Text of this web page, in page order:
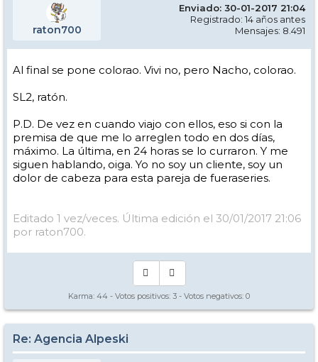
raton700
Enviado: 30-01-2017 21:04
Registrado: 14 años antes
Mensajes: 8.491
Al final se pone colorao. Vivi no, pero Nacho, colorao.
SL2, ratón.
P.D. De vez en cuando viajo con ellos, eso si con la
premisa de que me lo arreglen todo en dos días,
máximo. La última, en 24 horas se lo curraron. Y me
siguen hablando, oiga. Yo no soy un cliente, soy un
dolor de cabeza para esta pareja de fueraseries.
Editado 1 vez/veces. Última edición el 30/01/2017 21:06
por raton700.
Karma: 44 - Votos positivos: 3 - Votos negativos: 0
Re: Agencia Alpeski